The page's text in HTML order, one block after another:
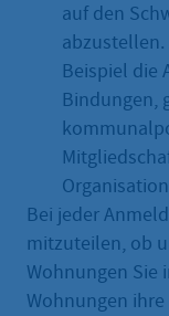
auf den
Beispiel die
Bindungen,
Bei jeder
mitzuteilen, ob
Wohnungen Sie
Wohnungen